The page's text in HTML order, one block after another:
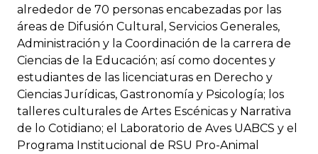
alrededor de 70 personas encabezadas por las
áreas de Difusión Cultural, Servicios Generales,
Administración y la Coordinación de la carrera de
Ciencias de la Educación; así como docentes y
estudiantes de las licenciaturas en Derecho y
Ciencias Jurídicas, Gastronomía y Psicología; los
talleres culturales de Artes Escénicas y Narrativa
de lo Cotidiano; el Laboratorio de Aves UABCS y el
Programa Institucional de RSU Pro-Animal